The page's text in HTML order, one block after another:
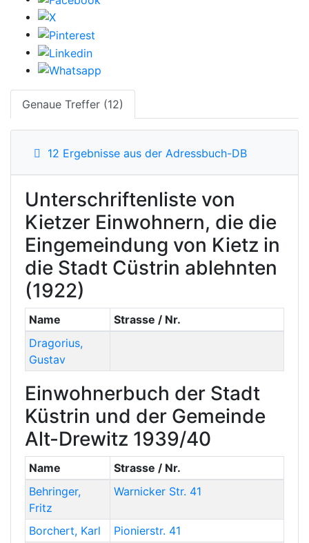
Genaue Treffer (12)
12 Ergebnisse aus der Adressbuch-DB
Unterschriftenliste von
Kietzer Einwohnern, die die
Eingemeindung von Kietz in
die Stadt Cüstrin ablehnten
(1922)
Name
Strasse / Nr.
Dragorius,
Gustav
Einwohnerbuch der Stadt
Küstrin und der Gemeinde
Alt-Drewitz 1939/40
Name
Strasse / Nr.
Behringer,
Fritz
Warnicker Str. 41
Borchert, Karl
Pionierstr. 41